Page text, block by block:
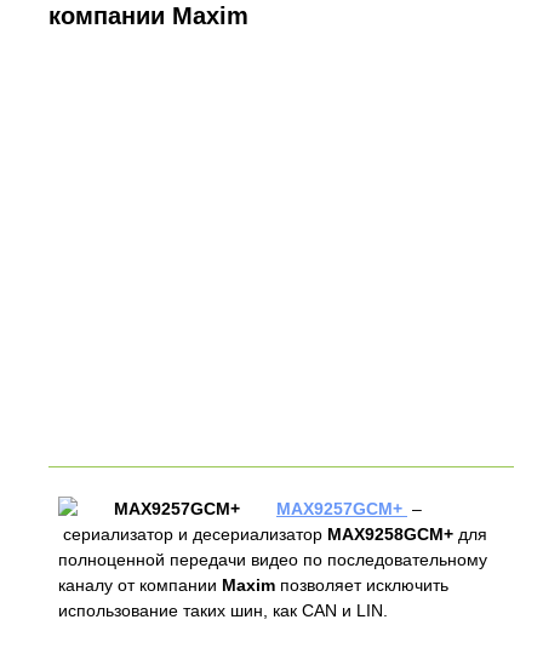
компании Maxim
MAX9257GCM+ –
сериализатор и десериализатор MAX9258GCM+ для
полноценной передачи видео по последовательному
каналу от компании Maxim позволяет исключить
использование таких шин, как CAN и LIN.